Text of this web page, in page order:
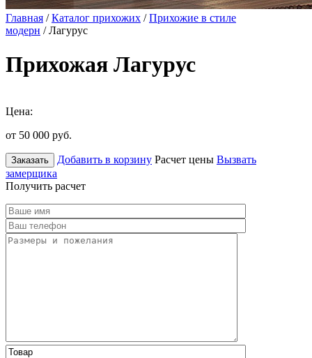
Главная /Каталог прихожих /Прихожие в стиле
модерн / Лагурус
Прихожая Лагурус
Цена:
от 50 000 руб.
Заказать Добавить в корзину Расчет цены Вызвать
замерщика
Получить расчет